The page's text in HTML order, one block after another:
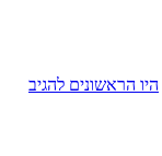
היו הראשונים להגיב